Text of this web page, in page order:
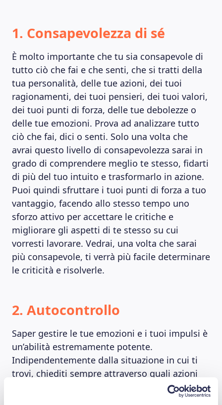
1. Consapevolezza di sé
È molto importante che tu sia consapevole di
tutto ciò che fai e che senti, che si tratti della
tua personalità, delle tue azioni, dei tuoi
ragionamenti, dei tuoi pensieri, dei tuoi valori,
dei tuoi punti di forza, delle tue debolezze o
delle tue emozioni. Prova ad analizzare tutto
ciò che fai, dici o senti. Solo una volta che
avrai questo livello di consapevolezza sarai in
grado di comprendere meglio te stesso, fidarti
di più del tuo intuito e trasformarlo in azione.
Puoi quindi sfruttare i tuoi punti di forza a tuo
vantaggio, facendo allo stesso tempo uno
sforzo attivo per accettare le critiche e
migliorare gli aspetti di te stesso su cui
vorresti lavorare. Vedrai, una volta che sarai
più consapevole, ti verrà più facile determinare
le criticità e risolverle.
2. Autocontrollo
Saper gestire le tue emozioni e i tuoi impulsi è
un’abilità estremamente potente.
Indipendentemente dalla situazione in cui ti
trovi, chiediti sempre attraverso quali azioni
potrai arrivare al tuo obiettivo. Rimanere
positivi è la chiave per farlo. È essenziale non